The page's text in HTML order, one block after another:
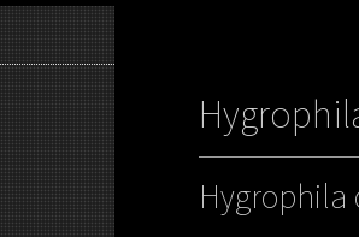
Hygrophila